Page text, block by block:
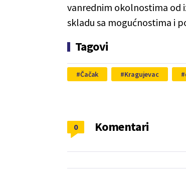
vanrednim okolnostima od
skladu sa mogućnostima i
Tagovi
Čačak Kragujevac
Komentari
0